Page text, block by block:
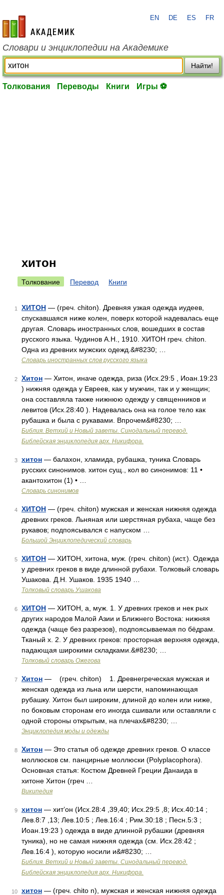
academic.ru
EN DE ES FR
Словари и энциклопедии на Академике
Найти!
Толкования Переводы Книги Игры ⚽
хитон
Толкование Перевод Книги
1 ХИТОН — (греч. chiton). Древняя узкая одежда иудеев,
спускавшаяся ниже колен, поверх которой надевалась еще
другая. Словарь иностранных слов, вошедших в состав
русского языка. Чудинов А.Н., 1910. ХИТОН греч. chiton.
Одна из древних мужских одежд.&#8230; …
Словарь иностранных слов русского языка
2 Хитон — Хитон, иначе одежда, риза (Исх.29:5 , Иоан.19:23
) нижняя одежда у Евреев, как у мужчин, так и у женщин;
она составляла также нижнюю одежду у священников и
левитов (Исх.28:40 ). Надевалась она на голое тело как
рубашка и была с рукавами. Впрочем&#8230; …
Библия. Ветхий и Новый заветы. Синодальный перевод.
Библейская энциклопедия арх. Никифора.
3 хитон — балахон, хламида, рубашка, туника Словарь
русских синонимов. хитон сущ., кол во синонимов: 11 •
акантохитон (1) • …
Словарь синонимов
4 ХИТОН — (греч. chiton) мужская и женская нижняя одежда
древних греков. Льняная или шерстяная рубаха, чаще без
рукавов; подпоясывался с напуском …
Большой Энциклопедический словарь
5 ХИТОН — ХИТОН, хитона, муж. (греч. chiton) (ист.). Одежда
у древних греков в виде длинной рубахи. Толковый словарь
Ушакова. Д.Н. Ушаков. 1935 1940 …
Толковый словарь Ушакова
6 ХИТОН — ХИТОН, а, муж. 1. У древних греков и нек рых
других народов Малой Азии и Ближнего Востока: нижняя
одежда (чаще без разрезов), подпоясываемая по бёдрам.
Тканый х. 2. У древних греков: просторная верхняя одежда,
падающая широкими складками.&#8230; …
Толковый словарь Ожегова
7 Хитон — (греч. chiton) 1. Древнегреческая мужская и
женская одежда из льна или шерсти, напоминающая
рубашку. Хитон был широким, длиной до колен или ниже,
по боковым сторонам его иногда сшивали или оставляли с
одной стороны открытым, на плечах&#8230; …
Энциклопедия моды и одежды
8 Хитон — Это статья об одежде древних греков. О классе
моллюсков см. панцирные моллюски (Polyplacophora).
Основная статья: Костюм Древней Греции Данаида в
хитоне Хитон (греч …
Википедия
9 хитон — хит’он (Исх.28:4 ,39,40; Исх.29:5 ,8; Исх.40:14 ;
Лев.8:7 ,13; Лев.10:5 ; Лев.16:4 ; Рим.30:18 ; Песн.5:3 ;
Иоан.19:23 ) одежда в виде длинной рубашки (древняя
туника), но не самая нижняя одежда (см. Исх.28:42 ;
Лев.16:4 ), которую носили и&#8230; …
Библия. Ветхий и Новый заветы. Синодальный перевод.
Библейская энциклопедия арх. Никифора.
10 хитон — (греч. chito n), мужская и женская нижняя одежда